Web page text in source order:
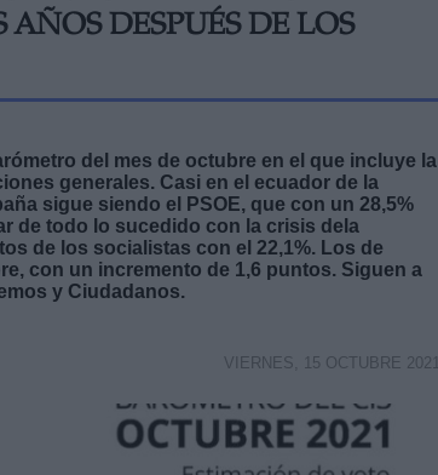
AÑOS DESPUÉS DE LOS
del mes de octubre en el que incluye la
generales. Casi en el ecuador de la
sigue siendo el PSOE, que con un 28,5%
de todo lo sucedido con la crisis dela
de los socialistas con el 22,1%. Los de
con un incremento de 1,6 puntos. Siguen a
y Ciudadanos.
VIERNES, 15 OCTUBRE 2021